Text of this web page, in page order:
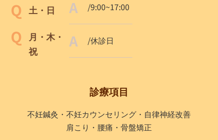
土・日 /9:00~17:00
月・木・
祝
/休診日
診療項目
不妊鍼灸・不妊カウンセリング・自律神経改善
肩こり・腰痛・骨盤矯正